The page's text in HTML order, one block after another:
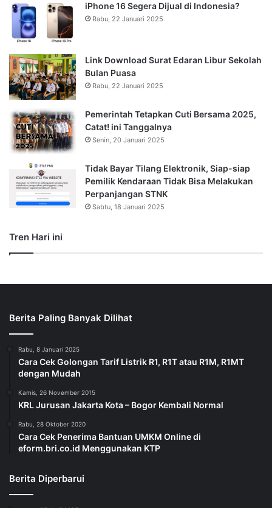
iPhone 16 Segera Dijual di Indonesia?
Rabu, 22 Januari 2025
Link Download Surat Edaran Libur Sekolah
Bulan Puasa
Rabu, 22 Januari 2025
Pemerintah Tetapkan Cuti Bersama 2025,
Catat! ini Tanggalnya
Senin, 20 Januari 2025
Tidak Bayar Tilang Elektronik, Siap-siap
Pemilik Kendaraan Tidak Bisa Melakukan
Perpanjangan STNK
Sabtu, 18 Januari 2025
Tren Hari ini
Berita Paling Banyak Dilihat
Rabu, 8 Januari 2025
Cara Cek Golongan Tarif Listrik R1, R1T atau R1M, R1MT
dengan Mudah
Kamis, 26 November 2015
KRL Jurusan Jakarta Kota – Bogor Kembali Normal
Rabu, 28 Oktober 2020
Cara Cek Penerima Bantuan UMKM Online di
eform.bri.co.id Menggunakan KTP
Berita Diperbarui